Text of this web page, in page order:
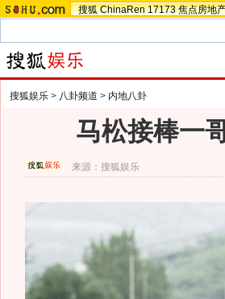
搜狐 ChinaRen 17173 焦点房地
搜狐娱乐 > 八卦频道 > 内地八卦
马松接棒一
来源：搜狐娱乐